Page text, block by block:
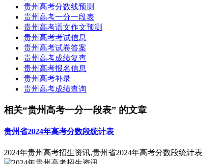
贵州高考分数线预测
贵州高考一分一段表
贵州高考语文作文预测
贵州高考考试信息
贵州高考试卷答案
贵州高考成绩复查
贵州高考报名信息
贵州高考补录
贵州高考成绩查询
相关“贵州高考一分一段表” 的文章
贵州省2024年高考分数段统计表
2024年贵州高考招生资讯,贵州省2024年高考分数段统计表